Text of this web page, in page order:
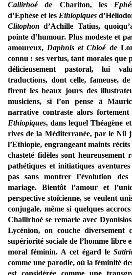
Callirhoéde Chariton, les
d’Ephèse et les Ethiopiques
Clitophon d’Achille Tatius,
pointe d’humour. Plus modeste et
amoureux, Daphnis et Chloéde
connu : ses vertus, tant morales que
délicieusement pastoral, lui
traductions, dont celle, fameuse,
firent les beaux jours des
musiciens, si l’on pense à
narrative contraste alors fortement
Ethiopiques, dans lequel Théagène
rives de la Méditerranée, par le Nil
l’Ethiopie, engrangeant maints
chasteté fidèles sont heureusement
pathétiques et initiatiques aventures
pas sans montrer l’évolution
mariage. Bientôt l’amour et
perspective stoïcienne, se veulent
conjugale, même si quelques
Challirhoé se remarie avec
Lycénion, on couche diversement
supériorité sociale de l’homme libre
moral féminin. A cet égard le
comme une parodie, où la féminité